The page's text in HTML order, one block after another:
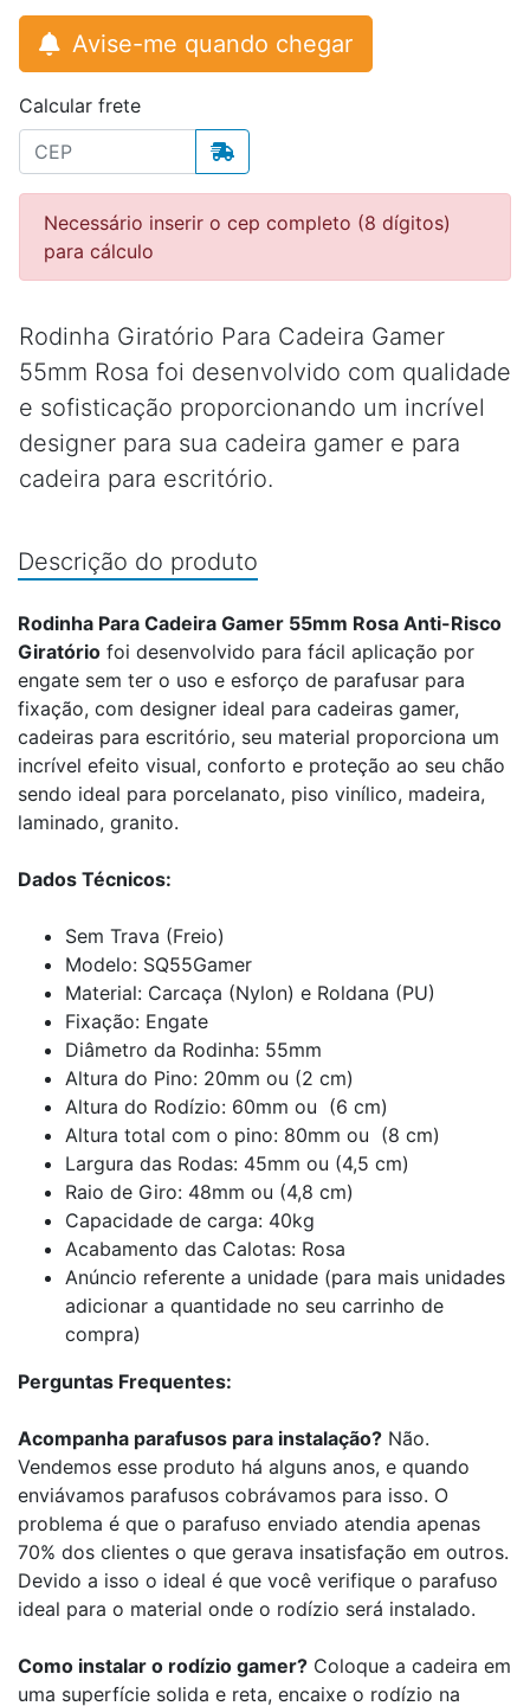
Avise-me quando chegar
Calcular frete
Necessário inserir o cep completo (8 dígitos)
para cálculo
Rodinha Giratório Para Cadeira Gamer
55mm Rosa foi desenvolvido com qualidade
e sofisticação proporcionando um incrível
designer para sua cadeira gamer e para
cadeira para escritório.
Descrição do produto
Rodinha Para Cadeira Gamer 55mm Rosa Anti-Risco
Giratório foi desenvolvido para fácil aplicação por
engate sem ter o uso e esforço de parafusar para
fixação, com designer ideal para cadeiras gamer,
cadeiras para escritório, seu material proporciona um
incrível efeito visual, conforto e proteção ao seu chão
sendo ideal para porcelanato, piso vinílico, madeira,
laminado, granito.
Dados Técnicos:
Sem Trava (Freio)
Modelo: SQ55Gamer
Material: Carcaça (Nylon) e Roldana (PU)
Fixação: Engate
Diâmetro da Rodinha: 55mm
Altura do Pino: 20mm ou (2 cm)
Altura do Rodízio: 60mm ou (6 cm)
Altura total com o pino: 80mm ou (8 cm)
Largura das Rodas: 45mm ou (4,5 cm)
Raio de Giro: 48mm ou (4,8 cm)
Capacidade de carga: 40kg
Acabamento das Calotas: Rosa
Anúncio referente a unidade (para mais unidades
adicionar a quantidade no seu carrinho de
compra)
Perguntas Frequentes:
Acompanha parafusos para instalação? Não.
Vendemos esse produto há alguns anos, e quando
enviávamos parafusos cobrávamos para isso. O
problema é que o parafuso enviado atendia apenas
70% dos clientes o que gerava insatisfação em outros.
Devido a isso o ideal é que você verifique o parafuso
ideal para o material onde o rodízio será instalado.
Como instalar o rodízio gamer? Coloque a cadeira em
uma superfície solida e reta, encaixe o rodízio na